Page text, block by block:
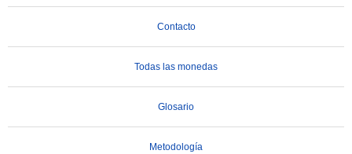
Contacto
Todas las monedas
Glosario
Metodología